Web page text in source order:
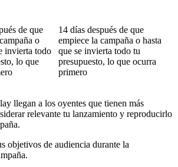
de que
o
invierta todo
lo que
14 días después de que
empiece la campaña o hasta
que se invierta todo tu
presupuesto, lo que ocurra
primero
llegan a los oyentes que tienen más
relevante tu lanzamiento y reproducirlo
objetivos de audiencia durante la